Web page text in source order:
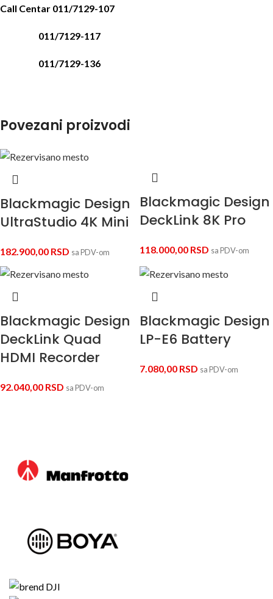
Call Centar 011/7129-107
011/7129-117
011/7129-136
Povezani proizvodi
Blackmagic Design
UltraStudio 4K Mini
182.900,00 RSD sa PDV-om
Blackmagic Design
DeckLink 8K Pro
118.000,00 RSD sa PDV-om
Blackmagic Design
DeckLink Quad
HDMI Recorder
92.040,00 RSD sa PDV-om
Blackmagic Design
LP-E6 Battery
7.080,00 RSD sa PDV-om